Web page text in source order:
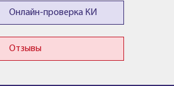
Онлайн-проверка КИ
Отзывы